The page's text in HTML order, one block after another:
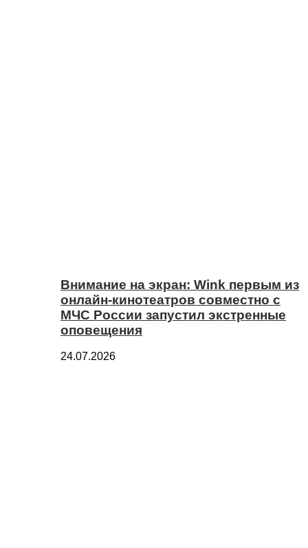
Внимание на экран: Wink первым из
онлайн-кинотеатров совместно с
МЧС России запустил экстренные
оповещения
24.07.2026